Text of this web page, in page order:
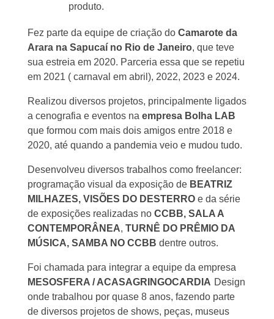
produto.
Fez parte da equipe de criação do Camarote da
Arara na Sapucaí no Rio de Janeiro, que teve
sua estreia em 2020. Parceria essa que se repetiu
em 2021 ( carnaval em abril), 2022, 2023 e 2024.
Realizou diversos projetos, principalmente ligados
a cenografia e eventos na empresa Bolha LAB
que formou com mais dois amigos entre 2018 e
2020, até quando a pandemia veio e mudou tudo.
Desenvolveu diversos trabalhos como freelancer:
programação visual da exposição de BEATRIZ
MILHAZES, VISÕES DO DESTERRO e da série
de exposições realizadas no CCBB, SALA A
CONTEMPORÂNEA, TURNÊ DO PRÊMIO DA
MÚSICA, SAMBA NO CCBB dentre outros.
Foi chamada para integrar a equipe da empresa
MESOSFERA / ACASAGRINGOCARDIA Design
onde trabalhou por quase 8 anos, fazendo parte
de diversos projetos de shows, peças, museus